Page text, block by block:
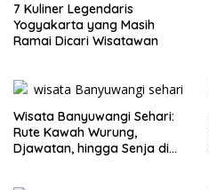
7 Kuliner Legendaris
Yogyakarta yang Masih
Ramai Dicari Wisatawan
Wisata Banyuwangi Sehari:
Rute Kawah Wurung,
Djawatan, hingga Senja di